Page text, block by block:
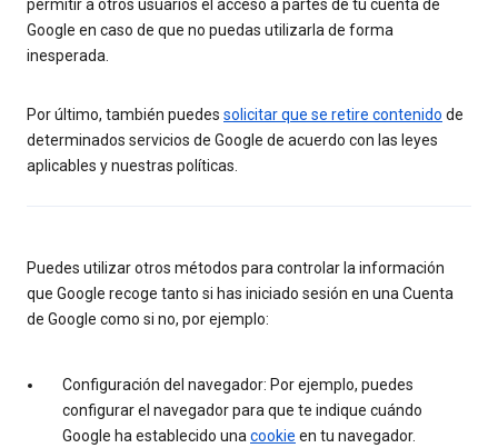
permitir a otros usuarios el acceso a partes de tu cuenta de
Google en caso de que no puedas utilizarla de forma
inesperada.
Por último, también puedes solicitar que se retire contenido de
determinados servicios de Google de acuerdo con las leyes
aplicables y nuestras políticas.
Puedes utilizar otros métodos para controlar la información
que Google recoge tanto si has iniciado sesión en una Cuenta
de Google como si no, por ejemplo:
Configuración del navegador: Por ejemplo, puedes
configurar el navegador para que te indique cuándo
Google ha establecido una cookie en tu navegador.